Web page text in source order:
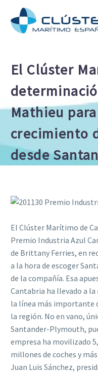
El Clúster
Mathieu
crecimiento
desde
El Clúster Marítimo de
Premio Industria Azul
de Brittany Ferries, en
a la hora de escoger
de la compañía. Esa
Cantabria ha llevado a
la línea más importante
la región. No en vano,
Santander-Plymouth,
empresa ha movilizado
millones de coches y
Juan Luis Sánchez,